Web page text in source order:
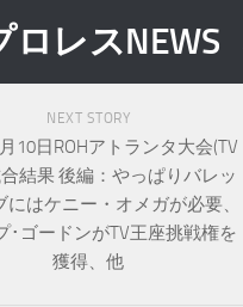
ロレスNEWS
NEXT STORY
10日ROHアトランタ大会(TV
結果 後編：やっぱりバレッ
にはケニー・オメガが必要、
･ゴードンがTV王座挑戦権を
獲得、他